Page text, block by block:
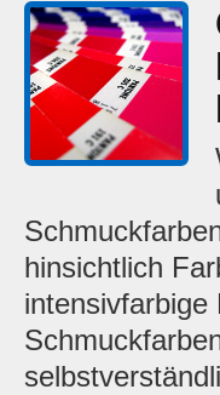
hinsichtlich
intensivfarbige